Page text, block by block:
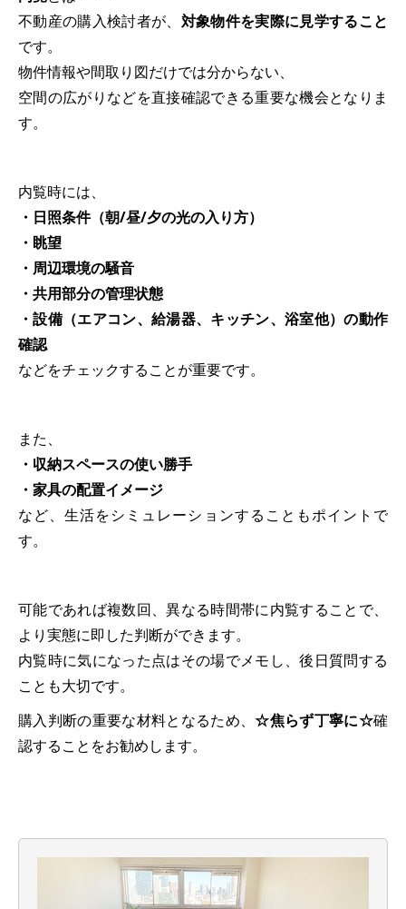
不動産の購入検討者が、 対象物件を実際に見学すること
です。
物件情報や間取り図だけでは分からない、
空間の広がりなどを直接確認できる重要な機会となりま
す。
内覧時には、
・日照条件（朝/昼/夕の光の入り方）
・眺望
・周辺環境の騒音
・共用部分の管理状態
・設備（エアコン、給湯器、キッチン、浴室他）の動作
確認
などをチェックすることが重要です。
また、
・収納スペースの使い勝手
・家具の配置イメージ
など、生活をシミュレーションすることもポイントで
す。
可能であれば複数回、異なる時間帯に内覧することで、
より実態に即した判断ができます。
内覧時に気になった点はその場でメモし、後日質問する
ことも大切です。
購入判断の重要な材料となるため、☆焦らず丁寧に☆確
認することをお勧めします。